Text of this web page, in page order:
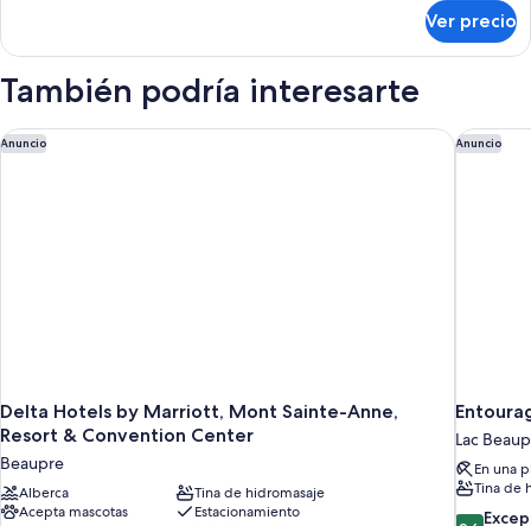
Ver precio
También podría interesarte
Anuncio
Delta Hotels by Marriott, Mont Sainte-Anne,
Resort & Convention Center
Beaupre
Alberca
Tina de hidromasaje
Acepta mascotas
Estacionamiento
Delta Hotels by Marriott, Mont Sainte-Anne, Resort &Anuncio
Lac
En una
Tina de
9.6